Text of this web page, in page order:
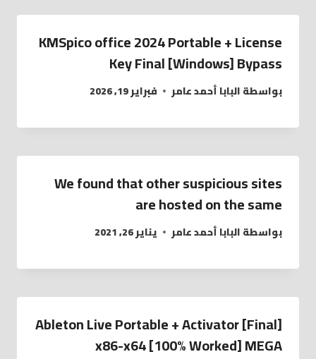
KMSpico office 2024 Portable + License
Key Final [Windows] Bypass
بواسطةالبابا أحمد عامر فبراير 19, 2026
We found that other suspicious sites
are hosted on the same
بواسطةالبابا أحمد عامر يناير 26, 2021
Ableton Live Portable + Activator [Final]
x86-x64 [100% Worked] MEGA